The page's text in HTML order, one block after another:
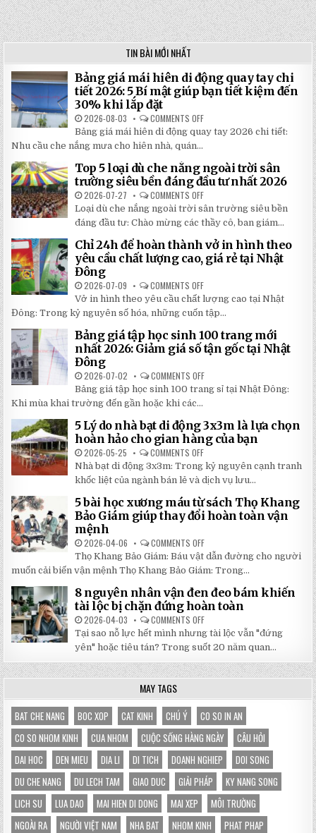
TIN BÀI MỚI NHẤT
Bảng giá mái hiên di động quay tay chi
tiết 2026: 5 Bí mật giúp bạn tiết kiệm đến
30% khi lắp đặt
2026-08-03 COMMENTS OFF
BẢNG
GIÁ
ĐỘNG
QUAY
TAY
TIẾT
2026:
5
BÍ
MẬT
GIÚP
BẠN
TIẾT
KHI
LẮP
ĐẶT
Bảng giá mái hiên di động quay tay 2026 chi tiết:
Nhu cầu che nắng mưa cho hiên nhà, quán...
Top 5 loại dù che nắng ngoài trời sân
trường siêu bền đáng đầu tư nhất 2026
2026-07-27 COMMENTS OFF
TOP
5
LOẠI
DÙ
CHE
NẮNG
NGOÀI
TRỜI
BỀN
ĐÁNG
ĐẦU
NHẤT
2026
Loại dù che nắng ngoài trời sân trường siêu bền
đáng đầu tư: Chào mừng các thầy cô, ban giám...
Chỉ 24h để hoàn thành vở in hình theo
yêu cầu chất lượng cao, giá rẻ tại Nhật
Đông
2026-07-09 COMMENTS OFF
CHỈ
24H
ĐỂ
HOÀN
VỞ
IN
HÌNH
YÊU
CHẤT
LƯỢNG
RẺ
TẠI
NHẬT
ĐÔNG
Vở in hình theo yêu cầu chất lượng cao tại Nhật
Đông: Trong kỷ nguyên số hóa, những cuốn tập...
Bảng giá tập học sinh 100 trang mới
nhất 2026: Giảm giá số tận gốc tại Nhật
Đông
2026-07-02 COMMENTS OFF
BẢNG
GIÁ
100
TRANG
MỚI
2026:
GIẢM
GIÁ
SỐ
TẬN
GỐC
TẠI
NHẬT
Bảng giá tập học sinh 100 trang sỉ tại Nhật Đông:
Khi mùa khai trường đến gần hoặc khi các...
5 Lý do nhà bạt di động 3x3m là lựa chọn
hoàn hảo cho gian hàng của bạn
2026-05-25 COMMENTS OFF
5
LÝ
DO
NHÀ
BẠT
DI
ĐỘNG
3X3M
LỰA
HOÀN
HẢO
CHO
HÀNG
CỦA
BẠN
Nhà bạt di động 3x3m: Trong kỷ nguyên cạnh tranh
khốc liệt của ngành bán lẻ và dịch vụ lưu...
5 bài học xương máu từ sách Thọ Khang
Bảo Giám giúp thay đổi hoàn toàn vận
mệnh
2026-04-06 COMMENTS OFF
5
BÀI
HỌC
XƯƠNG
MÁU
TỪ
SÁCH
THỌ
BẢO
GIÁM
GIÚP
THAY
ĐỔI
HOÀN
TOÀN
Thọ Khang Bảo Giám: Báu vật dẫn đường cho người
muốn cải biến vận mệnh Thọ Khang Bảo Giám: Trong...
8 nguyên nhân vận đen đeo bám khiến
tài lộc bị chặn đứng hoàn toàn
2026-04-03 COMMENTS OFF
NGUYÊN
NHÂN
VẬN
ĐEN
ĐEO
BÁM
LỘC
BỊ
CHẶN
ĐỨNG
HOÀN
TOÀN
Tại sao nỗ lực hết mình nhưng tài lộc vẫn "đứng
yên" hoặc tiêu tán? Trong suốt 20 năm quan...
MAY TAGS
BAT CHE NANG BOC XOP CAT KINH CHÚ Ý
CO SO IN AN
CO SO NHOM KINH
CUA NHOM CUỘC SỐNG HÀNG NGÀY
CÂU HỎI
DAI HOC
DEN MIEU DIA LI DI TICH DOANH NGHIEP
DOI SONG
DU CHE NANG
DU LECH TAM GIAO DUC GIẢI PHÁP
KY NANG SONG
LICH SU
LUA DAO MAI HIEN DI DONG MAI XEP
MÔI TRƯỜNG
NGOÀI RA
NGƯỜI VIỆT NAM NHA BAT NHOM KINH
PHAT PHAP